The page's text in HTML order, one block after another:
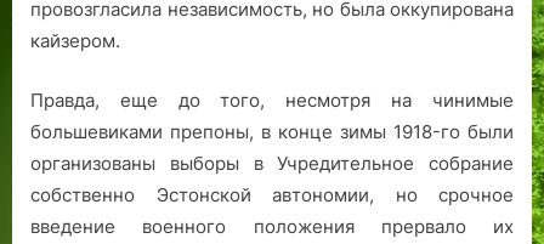
провозгласила независимость, но была оккупирована
кайзером.
Правда, еще до того, несмотря на чинимые
большевиками препоны, в конце зимы 1918-го были
организованы выборы в Учредительное собрание
собственно Эстонской автономии, но срочное
введение военного положения прервало их